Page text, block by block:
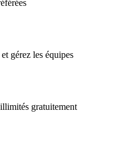
gérez les équipes
gratuitement